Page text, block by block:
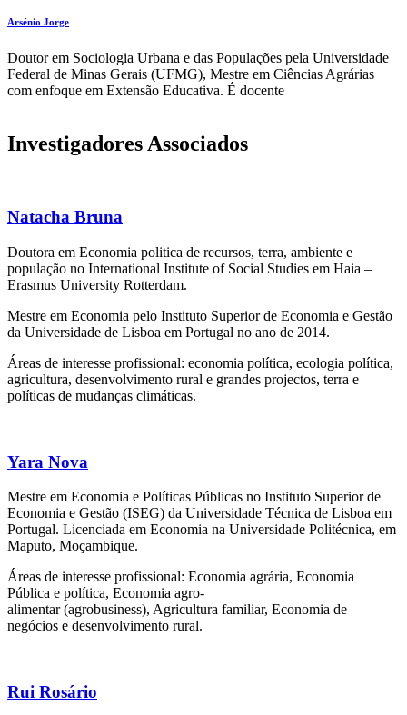
Arsénio Jorge
Doutor em Sociologia Urbana e das Populações pela Universidade
Federal de Minas Gerais (UFMG), Mestre em Ciências Agrárias
com enfoque em Extensão Educativa. É docente
Investigadores Associados
Natacha Bruna
Doutora em Economia politica de recursos, terra, ambiente e
população no International Institute of Social Studies em Haia –
Erasmus University Rotterdam.
Mestre em Economia pelo Instituto Superior de Economia e Gestão
da Universidade de Lisboa em Portugal no ano de 2014.
Áreas de interesse profissional: economia política, ecologia política,
agricultura, desenvolvimento rural e grandes projectos, terra e
políticas de mudanças climáticas.
Yara Nova
Mestre em Economia e Políticas Públicas no Instituto Superior de
Economia e Gestão (ISEG) da Universidade Técnica de Lisboa em
Portugal. Licenciada em Economia na Universidade Politécnica, em
Maputo, Moçambique.
Áreas de interesse profissional: Economia agrária, Economia
Pública e política, Economia agro-
alimentar (agrobusiness), Agricultura familiar, Economia de
negócios e desenvolvimento rural.
Rui Rosário